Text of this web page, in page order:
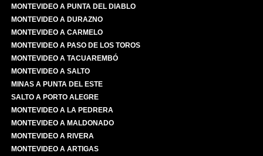
MONTEVIDEO A PUNTA DEL DIABLO
MONTEVIDEO A DURAZNO
MONTEVIDEO A CARMELO
MONTEVIDEO A PASO DE LOS TOROS
MONTEVIDEO A TACUAREMBÓ
MONTEVIDEO A SALTO
MINAS A PUNTA DEL ESTE
SALTO A PORTO ALEGRE
MONTEVIDEO A LA PEDRERA
MONTEVIDEO A MALDONADO
MONTEVIDEO A RIVERA
MONTEVIDEO A ARTIGAS